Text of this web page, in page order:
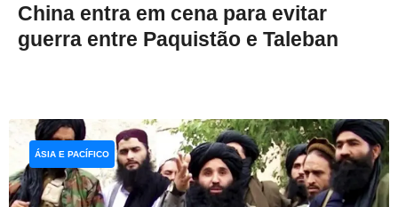
China entra em cena para evitar
guerra entre Paquistão e Taleban
ÁSIA E PACÍFICO